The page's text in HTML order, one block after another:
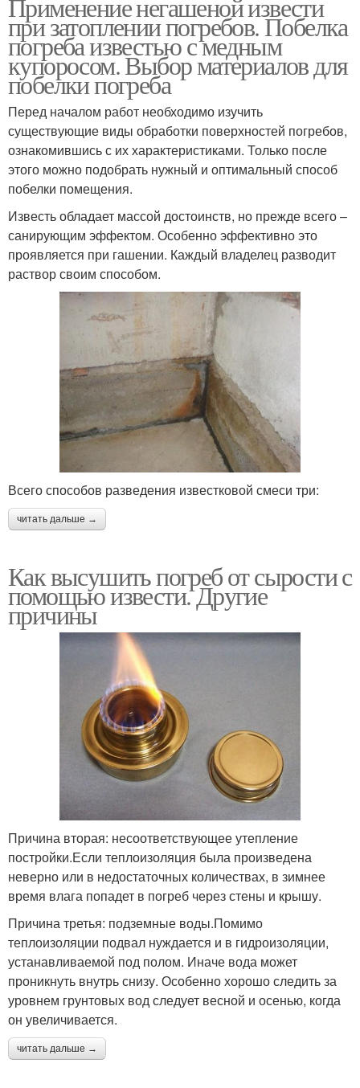
Применение негашеной извести
при затоплении погребов. Побелка
погреба известью с медным
купоросом. Выбор материалов для
побелки погреба
Перед началом работ необходимо изучить
существующие виды обработки поверхностей погребов,
ознакомившись с их характеристиками. Только после
этого можно подобрать нужный и оптимальный способ
побелки помещения.
Известь обладает массой достоинств, но прежде всего –
санирующим эффектом. Особенно эффективно это
проявляется при гашении. Каждый владелец разводит
раствор своим способом.
Всего способов разведения известковой смеси три:
читать дальше →
Как высушить погреб от сырости с
помощью извести. Другие
причины
Причина вторая: несоответствующее утепление
постройки.Если теплоизоляция была произведена
неверно или в недостаточных количествах, в зимнее
время влага попадет в погреб через стены и крышу.
Причина третья: подземные воды.Помимо
теплоизоляции подвал нуждается и в гидроизоляции,
устанавливаемой под полом. Иначе вода может
проникнуть внутрь снизу. Особенно хорошо следить за
уровнем грунтовых вод следует весной и осенью, когда
он увеличивается.
читать дальше →